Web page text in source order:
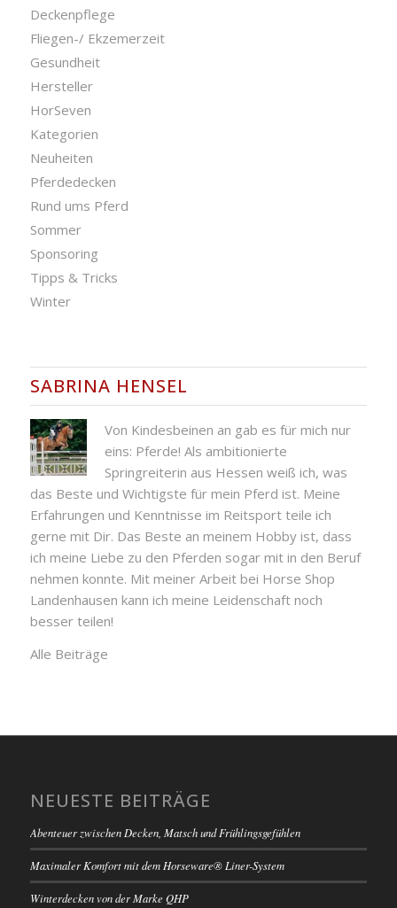
Deckenpflege
Fliegen-/ Ekzemerzeit
Gesundheit
Hersteller
HorSeven
Kategorien
Neuheiten
Pferdedecken
Rund ums Pferd
Sommer
Sponsoring
Tipps & Tricks
Winter
SABRINA HENSEL
Von Kindesbeinen an gab es für mich nur
eins: Pferde! Als ambitionierte
Springreiterin aus Hessen weiß ich, was
das Beste und Wichtigste für mein Pferd ist. Meine
Erfahrungen und Kenntnisse im Reitsport teile ich
gerne mit Dir. Das Beste an meinem Hobby ist, dass
ich meine Liebe zu den Pferden sogar mit in den Beruf
nehmen konnte. Mit meiner Arbeit bei Horse Shop
Landenhausen kann ich meine Leidenschaft noch
besser teilen!
Alle Beiträge
NEUESTE BEITRÄGE
Abenteuer zwischen Decken, Matsch und Frühlingsgefühlen
Maximaler Komfort mit dem Horseware® Liner-System
Winterdecken von der Marke QHP